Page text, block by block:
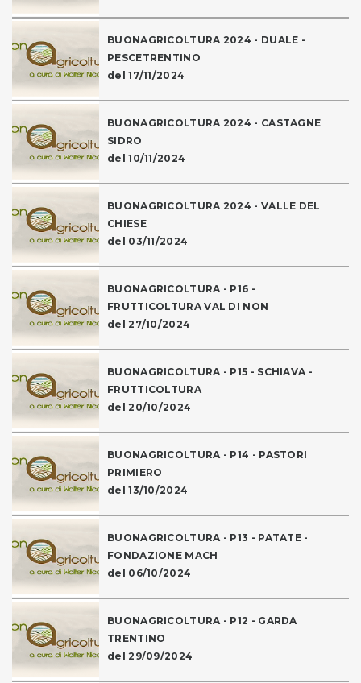
BUONAGRICOLTURA 2024 - DUALE -
PESCETRENTINO
del 17/11/2024
BUONAGRICOLTURA 2024 - CASTAGNE
SIDRO
del 10/11/2024
BUONAGRICOLTURA 2024 - VALLE DEL
CHIESE
del 03/11/2024
BUONAGRICOLTURA - P16 -
FRUTTICOLTURA VAL DI NON
del 27/10/2024
BUONAGRICOLTURA - P15 - SCHIAVA -
FRUTTICOLTURA
del 20/10/2024
BUONAGRICOLTURA - P14 - PASTORI
PRIMIERO
del 13/10/2024
BUONAGRICOLTURA - P13 - PATATE -
FONDAZIONE MACH
del 06/10/2024
BUONAGRICOLTURA - P12 - GARDA
TRENTINO
del 29/09/2024